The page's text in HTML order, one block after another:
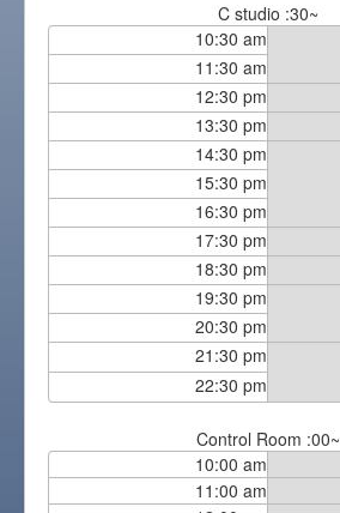
C studio :30~
10:30 am
11:30 am
12:30 pm
13:30 pm
14:30 pm
15:30 pm
16:30 pm
17:30 pm
18:30 pm
19:30 pm
20:30 pm
21:30 pm
22:30 pm
Control Room :00~
10:00 am
11:00 am